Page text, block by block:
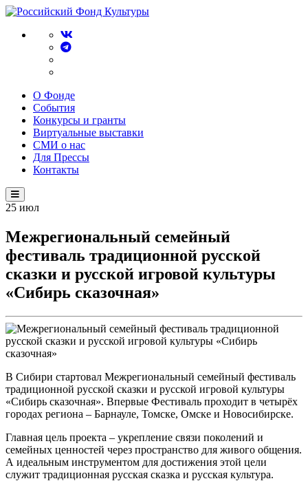
О Фонде
События
Конкурсы и гранты
Виртуальные выставки
СМИ о нас
Для Прессы
Контакты
25 июл
Межрегиональный семейный
фестиваль традиционной русской
сказки и русской игровой культуры
«Сибирь сказочная»
В Сибири стартовал Межрегиональный семейный фестиваль
традиционной русской сказки и русской игровой культуры
«Сибирь сказочная». Впервые Фестиваль проходит в четырёх
городах региона – Барнауле, Томске, Омске и Новосибирске.
Главная цель проекта – укрепление связи поколений и
семейных ценностей через пространство для живого общения.
А идеальным инструментом для достижения этой цели
служит традиционная русская сказка и русская культура.